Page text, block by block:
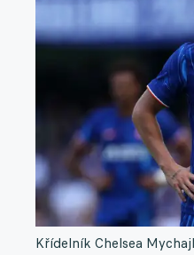
Křídelník Chelsea